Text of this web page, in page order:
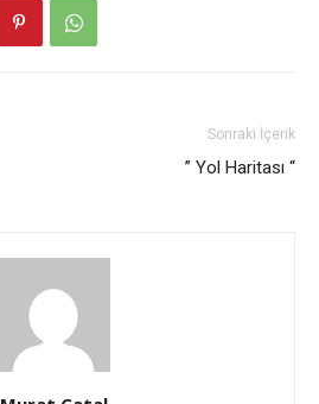
Sonraki İçerik
” Yol Haritası “